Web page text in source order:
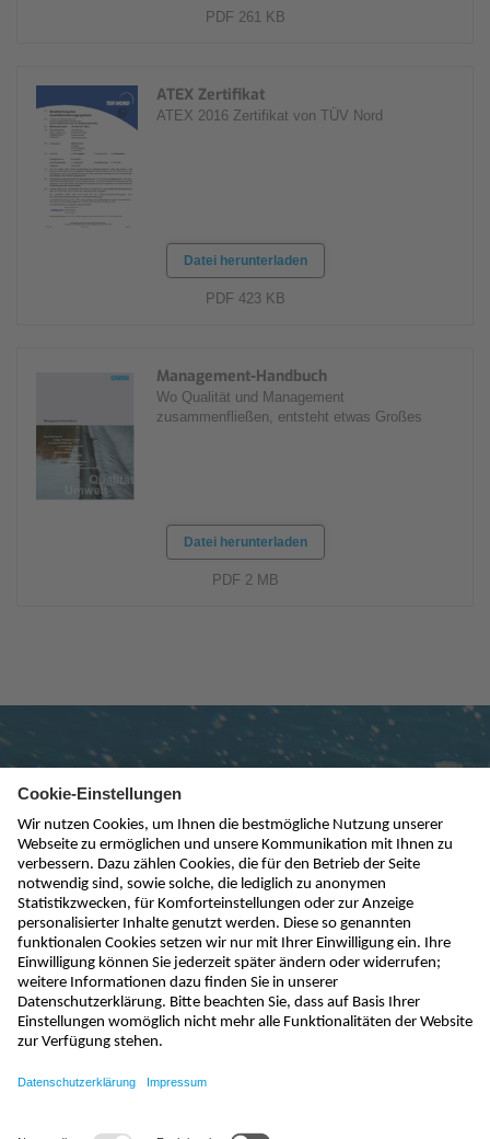
PDF 261 KB
ATEX Zertifikat
ATEX 2016 Zertifikat von TÜV Nord
Datei herunterladen
PDF 423 KB
Management-Handbuch
Wo Qualität und Management
zusammenfließen, entsteht etwas Großes
Datei herunterladen
PDF 2 MB
Newsletter abonnieren
absenden
info@nivus.ch